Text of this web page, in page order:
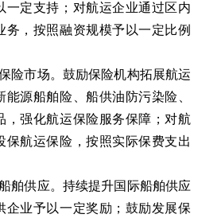
定支持； 对航运企业通过区内
，按照融资规模予以一定比例
险市场。 鼓励保险机构拓展航运
源船舶险、船供油防污染险、
，强化航运保险服务保障；对航
保航运保险，按照实际保费支出
舶供应。 持续提升国际船舶供应
企业予以一定奖励；鼓励发展保